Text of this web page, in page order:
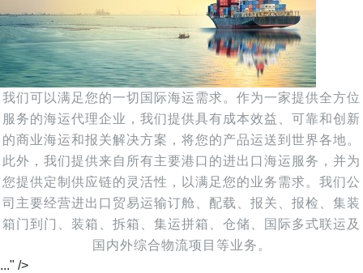
我们可以满足您的一切国际海运需求。作为一家提供全方位
服务的海运代理企业，我们提供具有成本效益、可靠和创新
的商业海运和报关解决方案，将您的产品运送到世界各地。
此外，我们提供来自所有主要港口的进出口海运服务，并为
您提供定制供应链的灵活性，以满足您的业务需求。我们公
司主要经营进出口贸易运输订舱、配载、报关、报检、集装
箱门到门、装箱、拆箱、集运拼箱、仓储、国际多式联运及
国内外综合物流项目等业务。
..." />